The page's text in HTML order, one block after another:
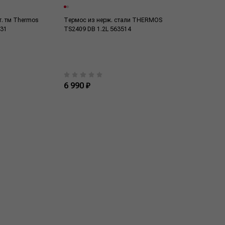
тм Thermos
Термос из нерж. стали THERMOS
TS2409 DB 1.2L 563514
6 990 ₽